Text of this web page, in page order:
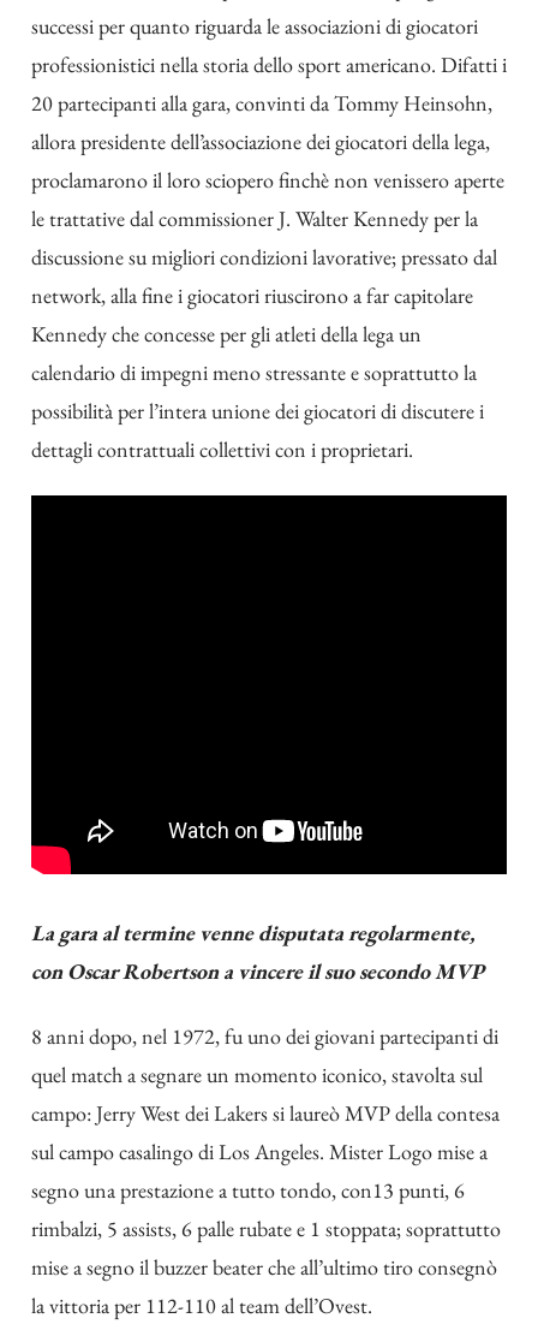
successi per quanto riguarda le associazioni di giocatori
professionistici nella storia dello sport americano. Difatti i
20 partecipanti alla gara, convinti da Tommy Heinsohn,
allora presidente dell’associazione dei giocatori della lega,
proclamarono il loro sciopero finchè non venissero aperte
le trattative dal commissioner J. Walter Kennedy per la
discussione su migliori condizioni lavorative; pressato dal
network, alla fine i giocatori riuscirono a far capitolare
Kennedy che concesse per gli atleti della lega un
calendario di impegni meno stressante e soprattutto la
possibilità per l’intera unione dei giocatori di discutere i
dettagli contrattuali collettivi con i proprietari.
La gara al termine venne disputata regolarmente,
con Oscar Robertson a vincere il suo secondo MVP
8 anni dopo, nel 1972, fu uno dei giovani partecipanti di
quel match a segnare un momento iconico, stavolta sul
campo: Jerry West dei Lakers si laureò MVP della contesa
sul campo casalingo di Los Angeles. Mister Logo mise a
segno una prestazione a tutto tondo, con13 punti, 6
rimbalzi, 5 assists, 6 palle rubate e 1 stoppata; soprattutto
mise a segno il buzzer beater che all’ultimo tiro consegnò
la vittoria per 112-110 al team dell’Ovest.